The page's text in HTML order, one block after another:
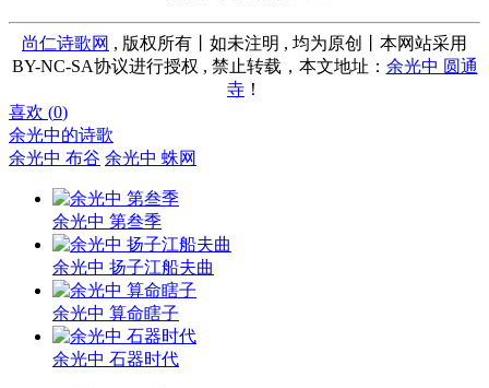
尚仁诗歌网 , 版权所有丨如未注明 , 均为原创丨本网站采用
BY-NC-SA协议进行授权 , 禁止转载，本文地址： 余光中 圆通
寺 ！
喜欢 (0)
余光中的诗歌
余光中 布谷 余光中 蛛网
余光中 第叁季
余光中 扬子江船夫曲
余光中 算命瞎子
余光中 石器时代